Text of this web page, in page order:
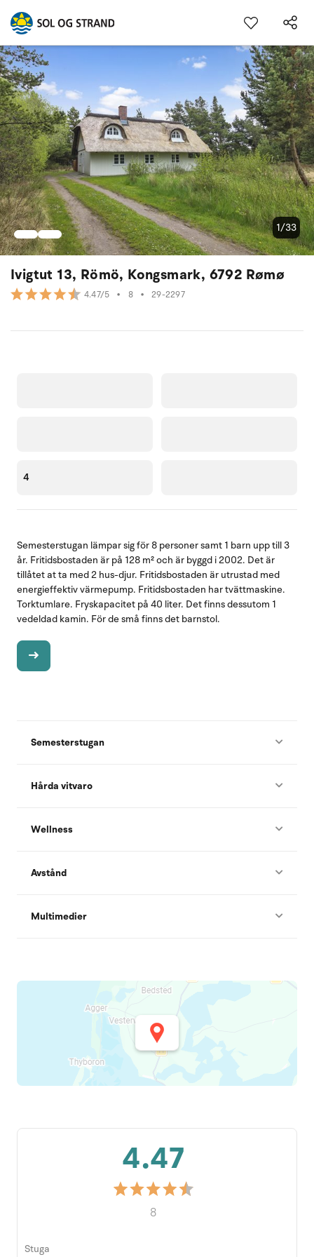
Ivigtut 13, Römö, Kongsmark, 6792 Rømø
4.47/5 • 8 • 29-2297
1/33
4
Semesterstugan lämpar sig för 8 personer samt 1 barn upp till 3
år. Fritidsbostaden är på 128 m² och är byggd i 2002. Det är
tillåtet at ta med 2 hus-djur. Fritidsbostaden är utrustad med
energieffektiv värmepump. Fritidsbostaden har tvättmaskine.
Torktumlare. Fryskapacitet på 40 liter. Det finns dessutom 1
vedeldad kamin. För de små finns det barnstol.
Semesterstugan
Hårda vitvaro
Wellness
Avstånd
Multimedier
4.47
8
Stuga